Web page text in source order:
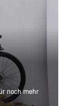
noch mehr